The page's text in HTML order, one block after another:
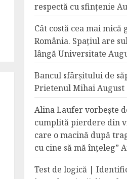
respectă cu sfințenie
Cât costă cea mai
România. Spațiul are
lângă Universitate
Bancul sfârșitului de
Prietenul MihaiAugust
Alina Laufer vorbește
cumplită pierdere din
care o macină după
cu cine să mă înțeleg”
Test de logică |